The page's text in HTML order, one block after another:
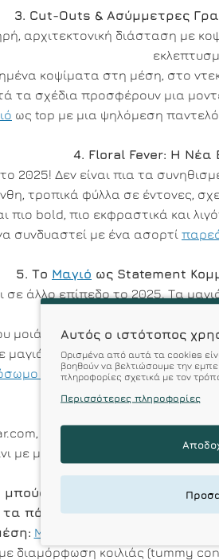
3. Cut-Outs & Ασύμμετρες
αρχιτεκτονική διάσταση με
κοψίματα στη μέση, στο
τα σχέδια προσφέρουν μια
ως top με μια ψηλόμεση
4. Floral Fever: Η Νέα
Δεν είναι πια τα
τροπικά φύλλα σε έντονες,
πιο bold, πιο εκφραστικά και
συνδυαστεί με ένα ασορτί
5. Το Μαγιό ως Statement
άλλο επίπεδο το 2025. Τα
μοιάζουν με κορμάκια
που στεγνώνουν γρήγορα
μαγιόμε μια ψηλόμεση
πιστεύουμε ότι το
με μπανέλες, φαρδιές
μπούστο
: Επιλέξτε τοπ μπικίνι
τα πόδια: Τα ψηλόμεσα σλιπ και
Μαγιό
με κοψίματα στη
διαμόρφωση κοιλιάς (tummy
Αυτός ο ιστότοπος
Ορισμένα από αυτά τα cookies
βοηθούν να βελτιώσουμε την
πληροφορίες σχετικά με τον
Περισσότερες πληροφορίες